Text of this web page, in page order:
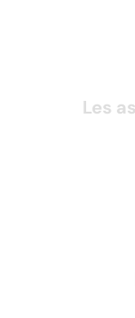
Les